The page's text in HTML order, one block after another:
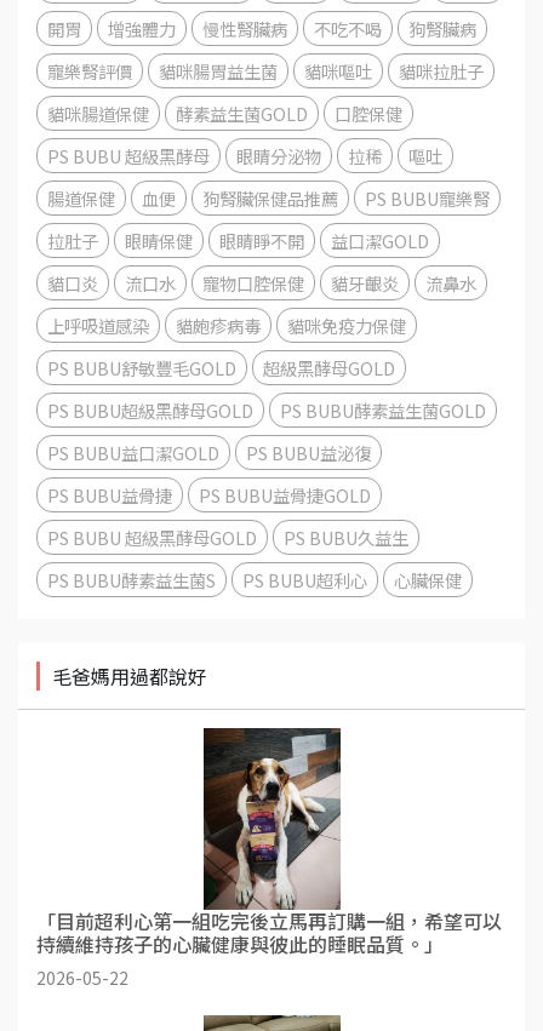
開胃
增強體力 慢性腎臟病 不吃不喝
狗腎臟病
寵樂腎評價
貓咪腸胃益生菌 貓咪嘔吐
貓咪拉肚子
貓咪腸道保健
酵素益生菌GOLD
口腔保健
PS BUBU 超級黑酵母
眼睛分泌物 拉稀
嘔吐
腸道保健
血便 狗腎臟保健品推薦
PS BUBU寵樂腎
拉肚子
眼睛保健 眼睛睜不開
益口潔GOLD
貓口炎
流口水 寵物口腔保健 貓牙齦炎
流鼻水
上呼吸道感染
貓皰疹病毒
貓咪免疫力保健
PS BUBU舒敏豐毛GOLD
超級黑酵母GOLD
PS BUBU超級黑酵母GOLD
PS BUBU酵素益生菌GOLD
PS BUBU益口潔GOLD
PS BUBU益泌復
PS BUBU益骨捷
PS BUBU益骨捷GOLD
PS BUBU 超級黑酵母GOLD
PS BUBU久益生
PS BUBU酵素益生菌S
PS BUBU超利心 心臟保健
毛爸媽用過都說好
「目前超利心第一組吃完後立馬再訂購一組，希望可以
持續維持孩子的心臟健康與彼此的睡眠品質。」
2026-05-22